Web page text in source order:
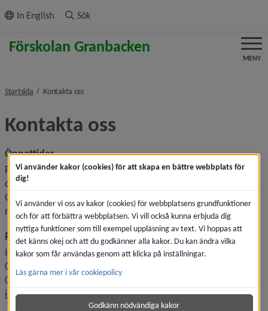
innehållet
In English Sök
MENY
Startsida Kontakta ossnivå i brödsmulenavigeringen
Kontakta oss
Öppettider
Förskolan Granbacken kan ha öppet klockan 06.30–18.30
om det behövs. Just nu har vi öppet klockan 06.30–17.15.
Om du som vårdnadshavare har andra behov, kontakta
rektor.
Rektor
Ingalill Nordahl-Bring
090-16 59 27
070-244 62 42
ingalill.bring@umea.se
Vi använder kakor (cookies) för att skapa en bättre webbplats för
dig!
Vi använder vi oss av kakor (cookies) för webbplatsens grundfunktioner
och för att förbättra webbplatsen. Vi vill också kunna erbjuda dig
nyttiga funktioner som till exempel uppläsning av text. Vi hoppas att
det känns okej och att du godkänner alla kakor. Du kan ändra vilka
kakor som får användas genom att klicka på inställningar.
Läs gärna mer i vår cookiepolicy
Godkänn nödvändiga kakor